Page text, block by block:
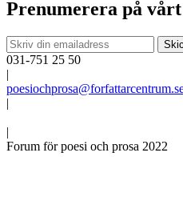
Prenumerera på
031-751 25 50
|
|
|
Forum för poesi och prosa 2022